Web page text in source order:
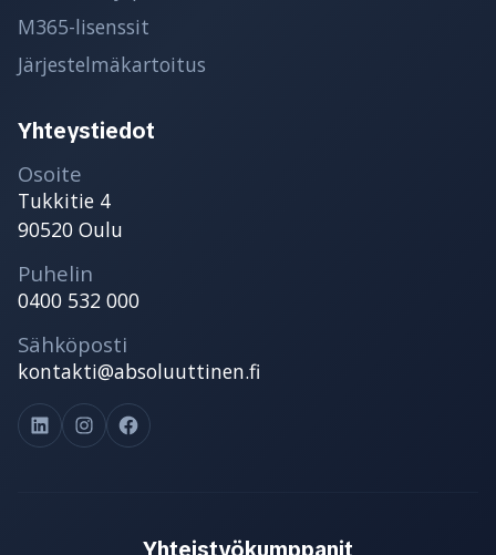
M365-lisenssit
Järjestelmäkartoitus
Yhteystiedot
Osoite
Tukkitie 4
90520 Oulu
Puhelin
0400 532 000
Sähköposti
kontakti@absoluuttinen.fi
LinkedIn
Instagram
Facebook